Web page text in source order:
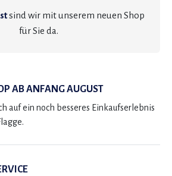
sind wir mit unserem neuen Shop
für Sie da.
AB ANFANG AUGUST
auf ein noch besseres Einkaufserlebnis